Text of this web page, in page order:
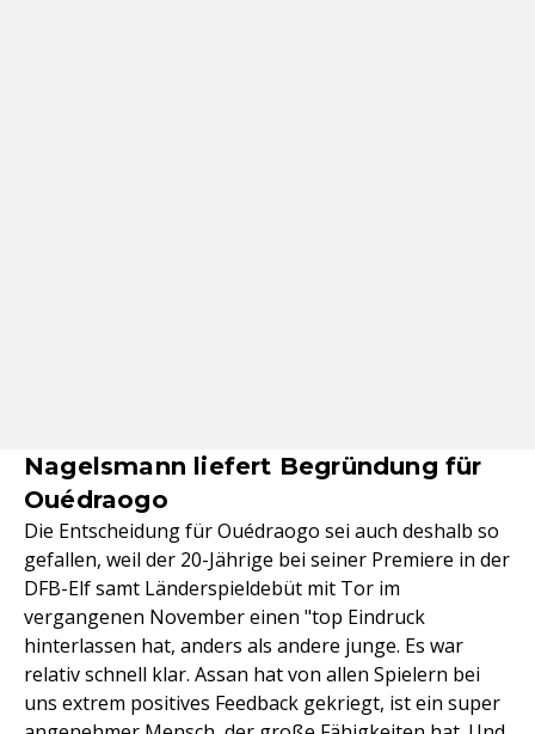
Nagelsmann liefert Begründung für
Ouédraogo
Die Entscheidung für Ouédraogo sei auch deshalb so
gefallen, weil der 20-Jährige bei seiner Premiere in der
DFB-Elf samt Länderspieldebüt mit Tor im
vergangenen November einen "top Eindruck
hinterlassen hat, anders als andere junge. Es war
relativ schnell klar. Assan hat von allen Spielern bei
uns extrem positives Feedback gekriegt, ist ein super